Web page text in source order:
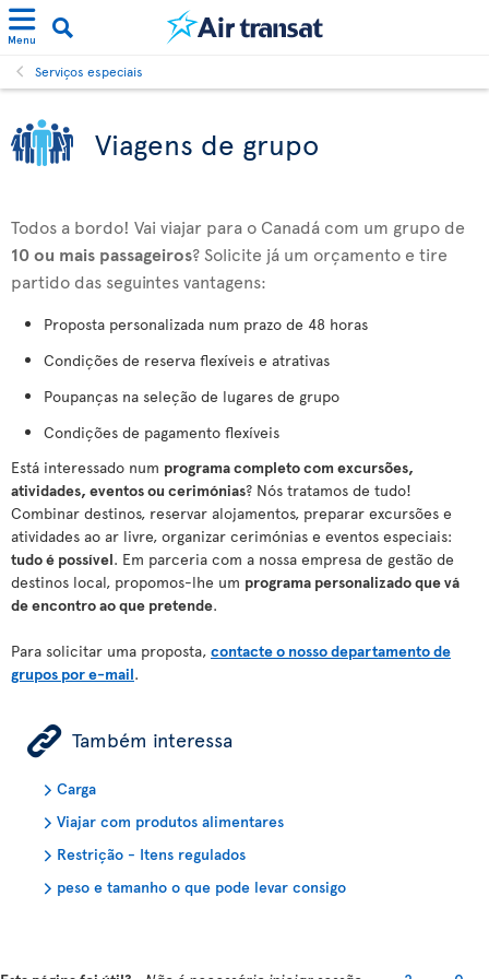
Menu
Serviços especiais
Viagens de grupo
Todos a bordo! Vai viajar para o Canadá com um grupo de
10 ou mais passageiros? Solicite já um orçamento e tire
partido das seguintes vantagens:
Proposta personalizada num prazo de 48 horas
Condições de reserva flexíveis e atrativas
Poupanças na seleção de lugares de grupo
Condições de pagamento flexíveis
Está interessado num programa completo com excursões,
atividades, eventos ou cerimónias? Nós tratamos de tudo!
Combinar destinos, reservar alojamentos, preparar excursões e
atividades ao ar livre, organizar cerimónias e eventos especiais:
tudo é possível. Em parceria com a nossa empresa de gestão de
destinos local, propomos-lhe um programa personalizado que vá
de encontro ao que pretende.
Para solicitar uma proposta, contacte o nosso departamento de
grupos por e-mail.
ÿ Também interessa
Carga
Viajar com produtos alimentares
Restrição - Itens regulados
peso e tamanho o que pode levar consigo